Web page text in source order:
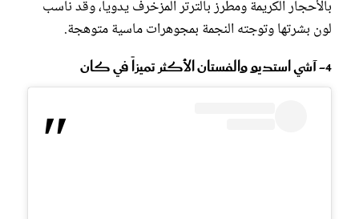
بالأحجار الكريمة ومطرز بالترتر المزخرف يدوياً، وقد ناسب
لون بشرتها وتوجته النجمة بمجوهرات ماسية متوهجة.
4- آشي استديو والفستان الأكثر تميزاً في كان